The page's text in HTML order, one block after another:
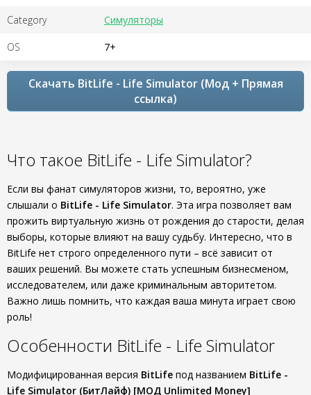
Category Симуляторы
OS 7+
Скачать BitLife - Life Simulator (Мод + Прямая
ссылка)
Что такое BitLife - Life Simulator?
Если вы фанат симуляторов жизни, то, вероятно, уже
слышали о BitLife - Life Simulator. Эта игра позволяет вам
прожить виртуальную жизнь от рождения до старости, делая
выборы, которые влияют на вашу судьбу. Интересно, что в
BitLife нет строго определенного пути – всё зависит от
ваших решений. Вы можете стать успешным бизнесменом,
исследователем, или даже криминальным авторитетом.
Важно лишь помнить, что каждая ваша минута играет свою
роль!
Особенности BitLife - Life Simulator
Модифицированная версия BitLife под названием BitLife -
Life Simulator (БитЛайф) [МОД Unlimited Money]